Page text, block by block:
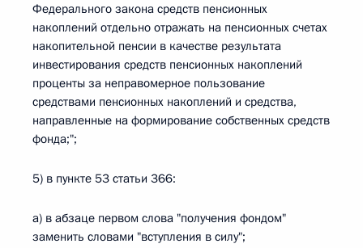
Федерального закона средств пенсионных
накоплений отдельно отражать на пенсионных счетах
накопительной пенсии в качестве результата
инвестирования средств пенсионных накоплений
проценты за неправомерное пользование
средствами пенсионных накоплений и средства,
направленные на формирование собственных средств
фонда;";
5) в пункте 53 статьи 366:
а) в абзаце первом слова "получения фондом"
заменить словами "вступления в силу";